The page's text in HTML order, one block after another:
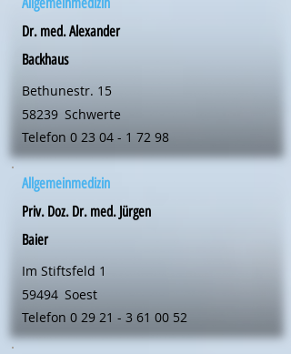
Dr. med. Alexander
Backhaus
Bethunestr. 15
58239 Schwerte
Telefon 0 23 04 - 1 72 98
Allgemeinmedizin
Priv. Doz. Dr. med. Jürgen
Baier
Im Stiftsfeld 1
59494 Soest
Telefon 0 29 21 - 3 61 00 52